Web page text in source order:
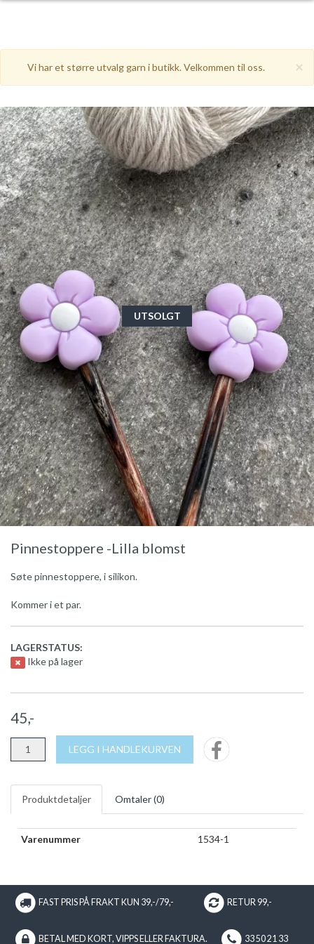
×
Vi har et større utvalg garn i butikk. Velkommen til oss.
UTSOLGT
Pinnestoppere -Lilla blomst
Søte pinnestoppere, i silikon.
Kommer i et par.
LAGERSTATUS:
Ikke på lager
45,-
LEGG I HANDLEKURVEN
Produktdetaljer Omtaler (0)
Varenummer 1534-1
FAST PRIS PÅ FRAKT KUN 39,-/79,- RETUR 99,-
BETAL MED KORT, VIPPS ELLER FAKTURA. 33 50 21 33